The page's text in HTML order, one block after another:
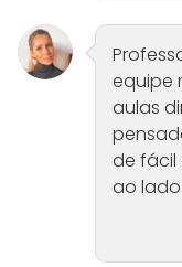
equipe
aulas
de fácil
ao lado.